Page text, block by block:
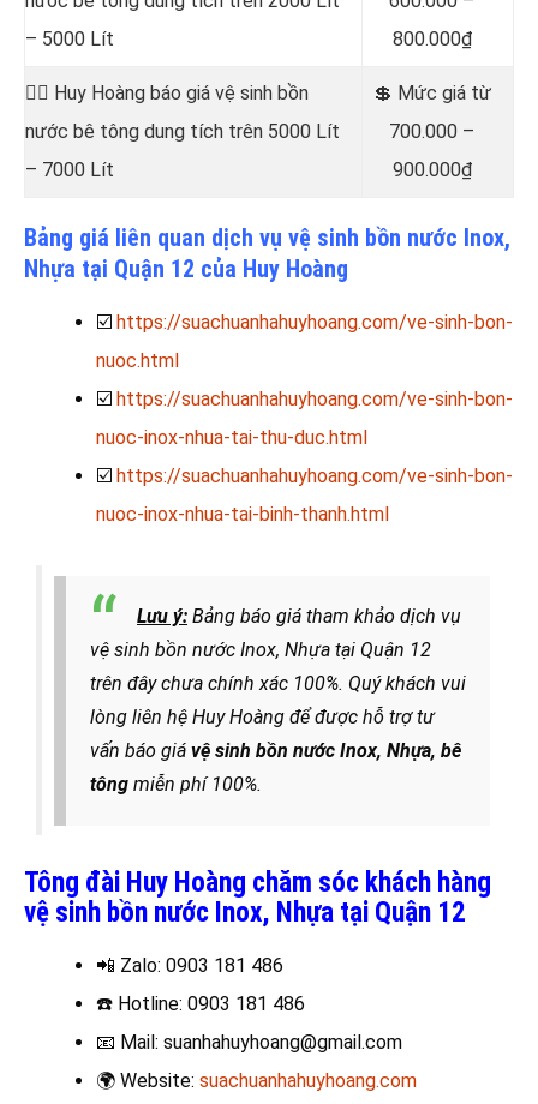
– 5000 Lít
800.000₫
👷‍♂️ Huy Hoàng báo giá vệ sinh bồn
nước bê tông dung tích trên 5000 Lít
– 7000 Lít
💲 Mức giá từ
700.000 –
900.000₫
Bảng giá liên quan dịch vụ vệ sinh bồn nước Inox,
Nhựa tại Quận 12 của Huy Hoàng
☑️ https://suachuanhahuyhoang.com/ve-sinh-bon-
nuoc.html
☑️ https://suachuanhahuyhoang.com/ve-sinh-bon-
nuoc-inox-nhua-tai-thu-duc.html
☑️ https://suachuanhahuyhoang.com/ve-sinh-bon-
nuoc-inox-nhua-tai-binh-thanh.html
Lưu ý: Bảng báo giá tham khảo dịch vụ
vệ sinh bồn nước Inox, Nhựa tại Quận 12
trên đây chưa chính xác 100%. Quý khách vui
lòng liên hệ Huy Hoàng để được hỗ trợ tư
vấn báo giá vệ sinh bồn nước Inox, Nhựa, bê
tông miễn phí 100%.
Tông đài Huy Hoàng chăm sóc khách hàng
vệ sinh bồn nước Inox, Nhựa tại Quận 12
📲 Zalo: 0903 181 486
☎️ Hotline: 0903 181 486
📧 Mail: suanhahuyhoang@gmail.com
🌍 Website: suachuanhahuyhoang.com